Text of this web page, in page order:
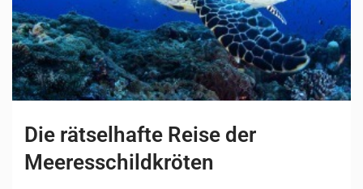
Die rätselhafte Reise der
Meeresschildkröten